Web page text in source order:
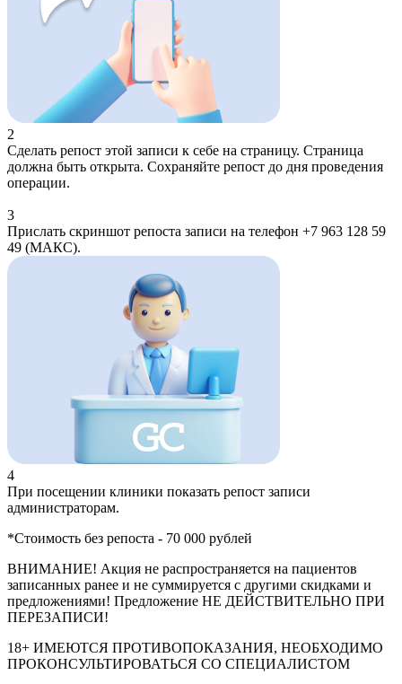
2
Сделать репост этой записи к себе на страницу. Страница
должна быть открыта. Сохраняйте репост до дня проведения
операции.
3
Прислать скриншот репоста записи на телефон +7 963 128 59
49 (МАКС).
4
При посещении клиники показать репост записи
администраторам.
*Стоимость без репоста - 70 000 рублей
ВНИМАНИЕ! Акция не распространяется на пациентов
записанных ранее и не суммируется с другими скидками и
предложениями! Предложение НЕ ДЕЙСТВИТЕЛЬНО ПРИ
ПЕРЕЗАПИСИ!
18+ ИМЕЮТСЯ ПРОТИВОПОКАЗАНИЯ, НЕОБХОДИМО
ПРОКОНСУЛЬТИРОВАТЬСЯ СО СПЕЦИАЛИСТОМ